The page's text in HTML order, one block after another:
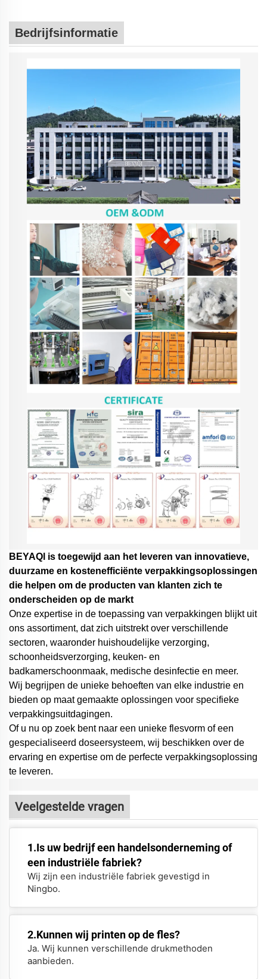
Bedrijfsinformatie
BEYAQl is toegewijd aan het leveren van innovatieve,
duurzame en kostenefficiënte verpakkingsoplossingen
die helpen om de producten van klanten zich te
onderscheiden op de markt
Onze expertise in de toepassing van verpakkingen blijkt uit
ons assortiment, dat zich uitstrekt over verschillende
sectoren, waaronder huishoudelijke verzorging,
schoonheidsverzorging, keuken- en
badkamerschoonmaak, medische desinfectie en meer.
Wij begrijpen de unieke behoeften van elke industrie en
bieden op maat gemaakte oplossingen voor specifieke
verpakkingsuitdagingen.
Of u nu op zoek bent naar een unieke flesvorm of een
gespecialiseerd doseersysteem, wij beschikken over de
ervaring en expertise om de perfecte verpakkingsoplossing
te leveren.
Veelgestelde vragen
1.Is uw bedrijf een handelsonderneming of
een industriële fabriek?
Wij zijn een industriële fabriek gevestigd in
Ningbo.
2.Kunnen wij printen op de fles?
Ja. Wij kunnen verschillende drukmethoden
aanbieden.